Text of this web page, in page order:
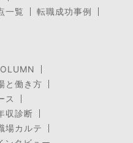
一覧
転職成功事例
と働き方
ス
収診断
場カルテ